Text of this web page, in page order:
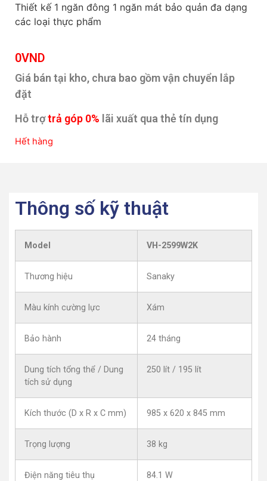
Thiết kế 1 ngăn đông 1 ngăn mát bảo quản đa dạng
các loại thực phẩm
0VND
Giá bán tại kho, chưa bao gồm vận chuyển lắp
đặt
Hỗ trợtrả góp 0% lãi xuất qua thẻ tín dụng
Hết hàng
Thông số kỹ thuật
Model VH-2599W2K
Thương hiệu Sanaky
Màu kính cường lực Xám
Bảo hành 24 tháng
Dung tích tổng thể / Dung
tích sử dụng
250 lít / 195 lít
Kích thước (D x R x C mm) 985 x 620 x 845 mm
Trọng lượng 38 kg
Điện năng tiêu thụ 84.1 W